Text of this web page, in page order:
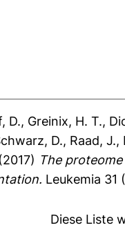
D., Greinix, H. T.,
D., Raad, J.,
(2017) The
Leukemia
Diese Liste